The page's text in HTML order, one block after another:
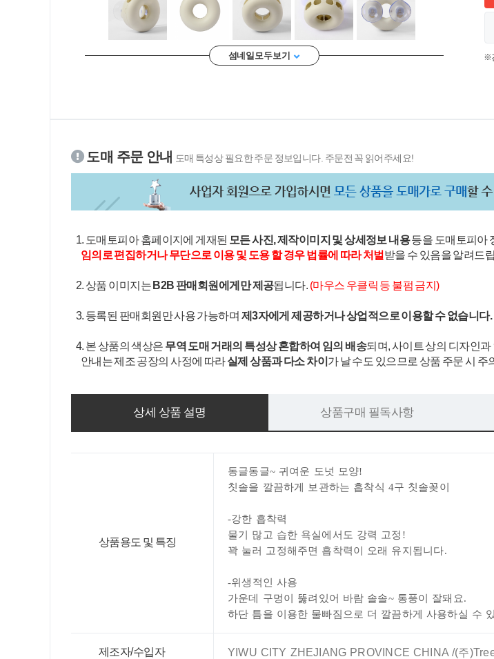
섬네일 모두 보기 ※
도매 주문 안내 도매 특성상 필요한 주문 정보입니다. 주문전 꼭 읽어주세요!
1. 도매토피아 홈페이지에 게재된 모든 사진, 제작이미지 및 상세정보 내용등을 도매토피아
임의로 편집하거나 무단으로 이용 및 도용 할 경우 법률에 따라 처벌 받을 수 있음을 알려드
2. 상품 이미지는 B2B 판매회원에게만 제공됩니다. (마우스 우클릭 등 불펌 금지)
3. 등록된 판매회원만 사용 가능하며 제3자에게 제공하거나 상업적으로 이용할 수 없습니다.
4. 본 상품의 색상은 무역 도매 거래의 특성상 혼합하여 임의 배송되며, 사이트 상의 디자인과
안내는 제조 공장의 사정에 따라실제 상품과 다소 차이 가 날 수도 있으므로 상품 주문 시 주
상세 상품 설명 상품구매 필독사항
상품용도 및 특징
동글동글~ 귀여운 도넛 모양!
칫솔을 깔끔하게 보관하는 흡착식 4구 칫솔꽂이
-강한 흡착력
물기 많고 습한 욕실에서도 강력 고정!
꽉 눌러 고정해주면 흡착력이 오래 유지됩니다.
-위생적인 사용
가운데 구멍이 뚫려있어 바람 솔솔~ 통풍이 잘돼요.
하단 틈을 이용한 물빠짐으로 더 깔끔하게 사용하실 수
제조자/수입자 YIWU CITY ZHEJIANG PROVINCE CHINA /(주